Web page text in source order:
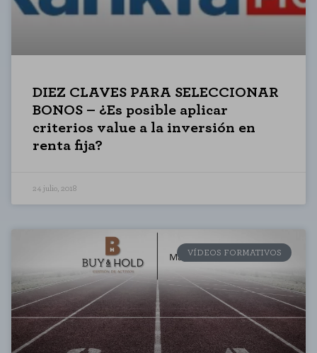
DIEZ CLAVES PARA SELECCIONAR
BONOS – ¿Es posible aplicar
criterios value a la inversión en
renta fija?
24 julio, 2018
VÍDEOS FORMATIVOS